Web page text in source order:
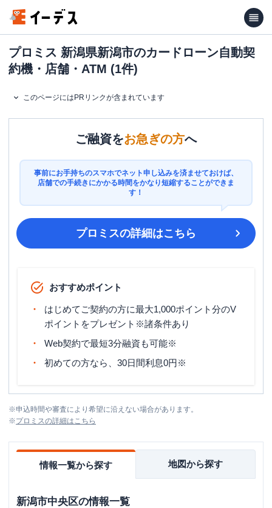
プロミス 新潟県新潟市のカードローン自動契
約機・店舗・ATM (1件)
このページにはPRリンクが含まれています
ご融資をお急ぎの方へ
事前にお手持ちのスマホでネット申し込みを済ませておけば、
店舗での手続きにかかる時間をかなり短縮することができま
す！
プロミスの詳細はこちら
おすすめポイント
はじめてご契約の方に最大1,000ポイント分のV
ポイントをプレゼント※諸条件あり
Web契約で最短3分融資も可能※
初めての方なら、30日間利息0円※
※申込時間や審査により希望に沿えない場合があります。
※プロミスの詳細はこちら
情報一覧から探す 地図から探す
新潟市中央区の情報一覧